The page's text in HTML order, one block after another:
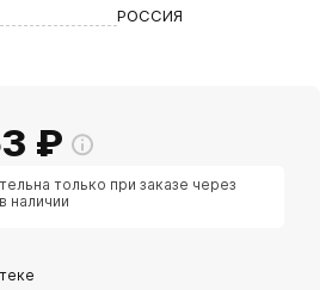
РОССИЯ
₽
только при заказе через
наличии